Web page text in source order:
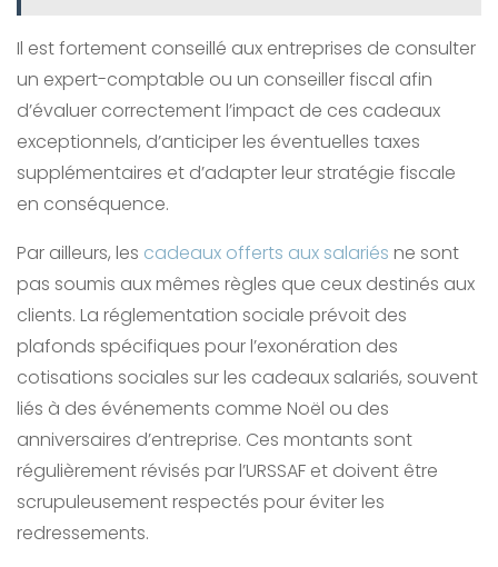
Il est fortement conseillé aux entreprises de consulter
un expert-comptable ou un conseiller fiscal afin
d’évaluer correctement l’impact de ces cadeaux
exceptionnels, d’anticiper les éventuelles taxes
supplémentaires et d’adapter leur stratégie fiscale
en conséquence.
Par ailleurs, les cadeaux offerts aux salariés ne sont
pas soumis aux mêmes règles que ceux destinés aux
clients. La réglementation sociale prévoit des
plafonds spécifiques pour l’exonération des
cotisations sociales sur les cadeaux salariés, souvent
liés à des événements comme Noël ou des
anniversaires d’entreprise. Ces montants sont
régulièrement révisés par l’URSSAF et doivent être
scrupuleusement respectés pour éviter les
redressements.